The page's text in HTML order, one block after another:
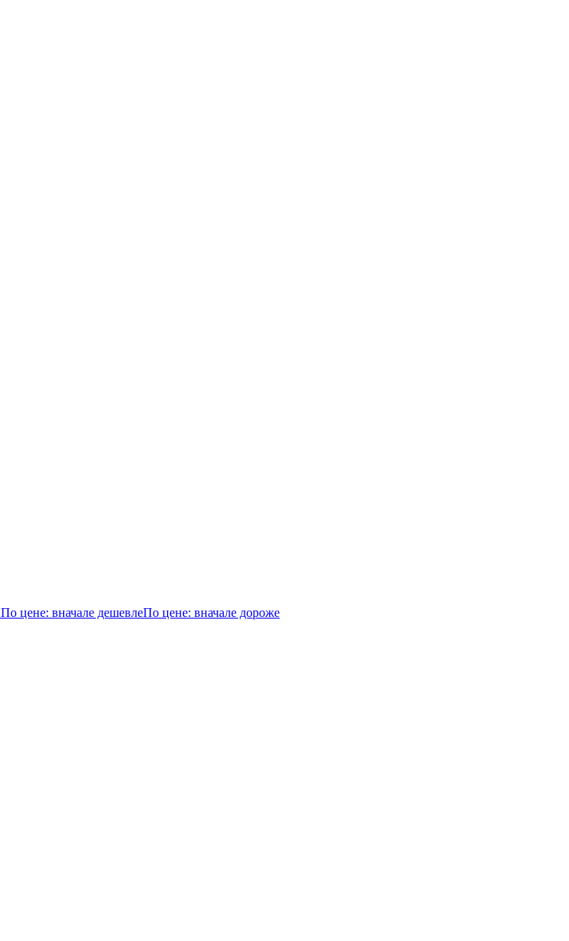
По цене: вначале дешевлеПо цене: вначале дороже